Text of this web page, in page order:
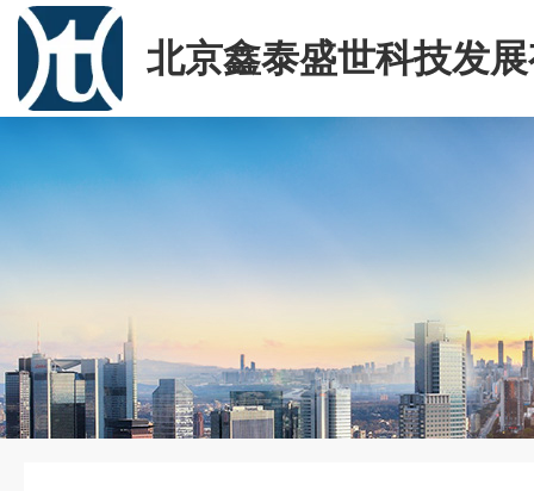
北京鑫泰盛世科技发
司